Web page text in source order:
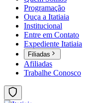
Programação
Ouça a Itatiaia
Institucional
Entre em Contato
Expediente Itatiaia
Filiadas
Afiliadas
Trabalhe Conosco